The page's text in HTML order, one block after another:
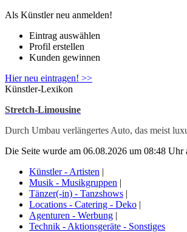
Als Künstler neu anmelden!
Eintrag auswählen
Profil erstellen
Kunden gewinnen
Hier neu eintragen! >>
Künstler-Lexikon
Stretch-Limousine
Durch Umbau verlängertes Auto, das meist
Die Seite wurde am 06.08.2026 um 08:48 Uhr
Künstler - Artisten |
Musik - Musikgruppen |
Tänzer(-in) - Tanzshows |
Locations - Catering - Deko |
Agenturen - Werbung |
Technik - Aktionsgeräte - Sonstiges